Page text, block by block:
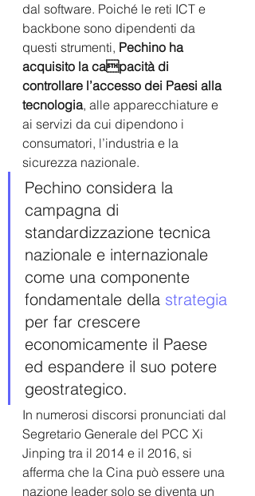
dal software. Poiché le reti ICT e
backbone sono dipendenti da
questi strumenti, Pechino ha
acquisito la capacità di
controllare l’accesso dei Paesi alla
tecnologia, alle apparecchiature e
ai servizi da cui dipendono i
consumatori, l’industria e la
sicurezza nazionale.
Pechino considera la
campagna di
standardizzazione tecnica
nazionale e internazionale
come una componente
fondamentale della strategia
per far crescere
economicamente il Paese
ed espandere il suo potere
geostrategico.
In numerosi discorsi pronunciati dal
Segretario Generale del PCC Xi
Jinping tra il 2014 e il 2016, si
afferma che la Cina può essere una
nazione leader solo se diventa un